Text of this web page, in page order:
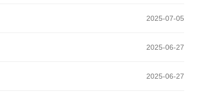
2025-07-05
2025-06-27
2025-06-27